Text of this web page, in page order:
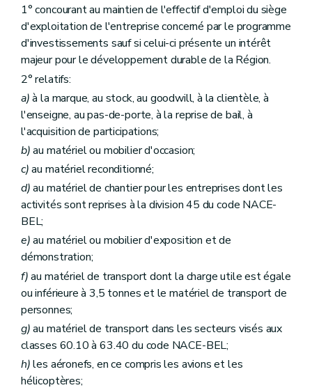
1° concourant au maintien de l'effectif d'emploi du siège
d'exploitation de l'entreprise concerné par le programme
d'investissements sauf si celui-ci présente un intérêt
majeur pour le développement durable de la Région.
2° relatifs:
a)à la marque, au stock, au goodwill, à la clientèle, à
l'enseigne, au pas-de-porte, à la reprise de bail, à
l'acquisition de participations;
b)au matériel ou mobilier d'occasion;
c)au matériel reconditionné;
d)au matériel de chantier pour les entreprises dont les
activités sont reprises à la division 45 du code NACE-
BEL;
e)au matériel ou mobilier d'exposition et de
démonstration;
f)au matériel de transport dont la charge utile est égale
ou inférieure à 3,5 tonnes et le matériel de transport de
personnes;
g)au matériel de transport dans les secteurs visés aux
classes 60.10 à 63.40 du code NACE-BEL;
h)les aéronefs, en ce compris les avions et les
hélicoptères;